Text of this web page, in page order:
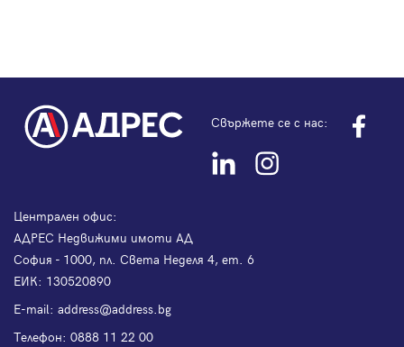
Свържете се с нас:
Централен офис:
АДРЕС Недвижими имоти АД
София - 1000, пл. Света Неделя 4, ет. 6
ЕИК: 130520890
Е-mail: address@address.bg
Телефон: 0888 11 22 00